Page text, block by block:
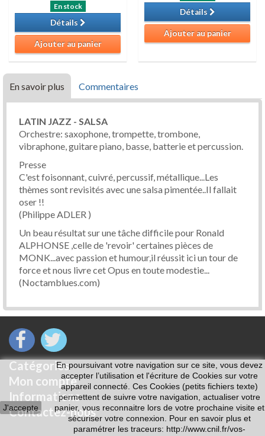
J'accepte
En poursuivant votre navigation sur ce site, vous devez
accepter l’utilisation et l'écriture de Cookies sur votre
appareil connecté. Ces Cookies (petits fichiers texte)
permettent de suivre votre navigation, actualiser votre
panier, vous reconnaitre lors de votre prochaine visite et
sécuriser votre connexion. Pour en savoir plus et
paramétrer les traceurs: http://www.cnil.fr/vos-
En stock
Détails
Ajouter au panier
Détails
Ajouter au panier
En savoir plus Commentaires
LATIN JAZZ - SALSA
Orchestre: saxophone, trompette, trombone,
vibraphone, guitare piano, basse, batterie et percussion.
Presse
C'est foisonnant, cuivré, percussif, métallique...Les
thèmes sont revisités avec une salsa pimentée..Il fallait
oser !!
(Philippe ADLER )
Un beau résultat sur une tâche difficile pour Ronald
ALPHONSE ,celle de 'revoir' certaines pièces de
MONK...avec passion et humour,il réussit ici un tour de
force et nous livre cet Opus en toute modestie...
(Noctamblues.com)
Catégories
Mon compte
Informations
Contactez-nous